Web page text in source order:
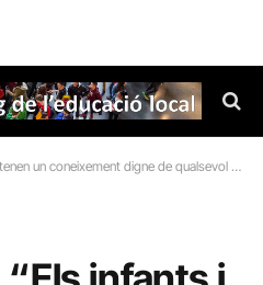
un coneixement digne de qualsevol acadèmic”